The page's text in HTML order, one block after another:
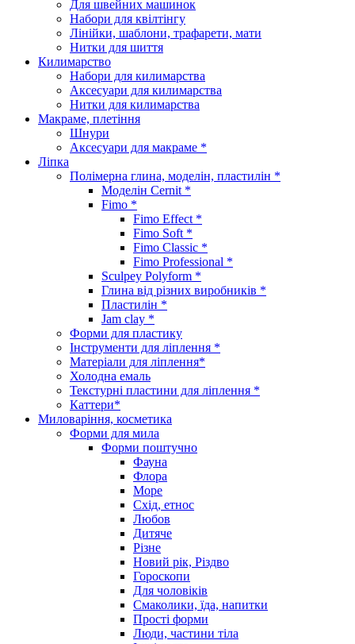
Для швейних машинок
Набори для квілтінгу
Лінійки, шаблони, трафарети, мати
Нитки для шиття
Килимарство
Набори для килимарства
Аксесуари для килимарства
Нитки для килимарства
Макраме, плетіння
Шнури
Аксесуари для макраме *
Ліпка
Полімерна глина, моделін, пластилін *
Моделін Cernit *
Fimo *
Fimo Effect *
Fimo Soft *
Fimo Classic *
Fimo Professional *
Sculpey Polyform *
Глина від різних виробників *
Пластилін *
Jam clay *
Форми для пластику
Інструменти для ліплення *
Матеріали для ліплення*
Холодна емаль
Текстурні пластини для ліплення *
Каттери*
Миловаріння, косметика
Форми для мила
Форми поштучно
Фауна
Флора
Море
Схід, етнос
Любов
Дитяче
Різне
Новий рік, Різдво
Гороскопи
Для чоловіків
Смаколики, їда, напитки
Прості форми
Люди, частини тіла